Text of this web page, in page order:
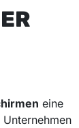
eine